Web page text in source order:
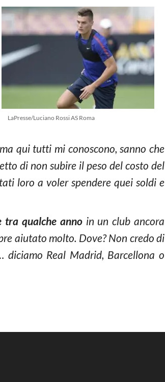
LaPresse/Luciano Rossi AS Roma
qui tutti mi conoscono, sanno che
di non subire il peso del costo del
loro a voler spendere quei soldi e
tra qualche anno in un club ancora
aiutato molto. Dove? Non credo di
Real Madrid, Barcellona o